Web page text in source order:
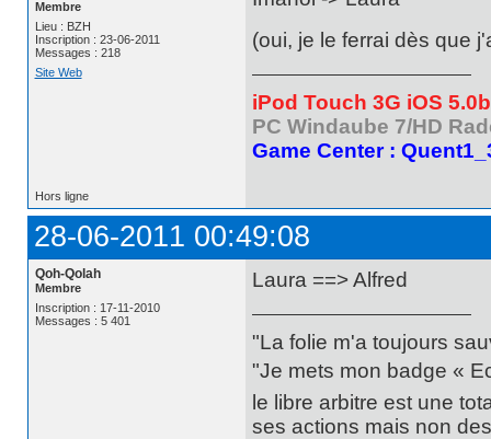
Membre
Lieu : BZH
Inscription : 23-06-2011
Messages : 218
Site Web
(oui, je le ferrai dès que
iPod Touch 3G iOS
PC Windaube 7/HD
Game Center :
Hors ligne
28-06-2011 00:49:08
Qoh-Qolah
Membre
Inscription : 17-11-2010
Messages : 5 401
Laura ==> Alfred
"La folie m'a toujours
"Je mets mon badge «
le libre arbitre est une
ses actions mais non